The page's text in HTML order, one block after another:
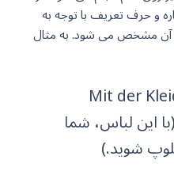
و حرف تعریف با توجه به
آن مشخص می شود. به مثال
!Mit der
nicht in den Club (با این لباس، شما
شوید.)